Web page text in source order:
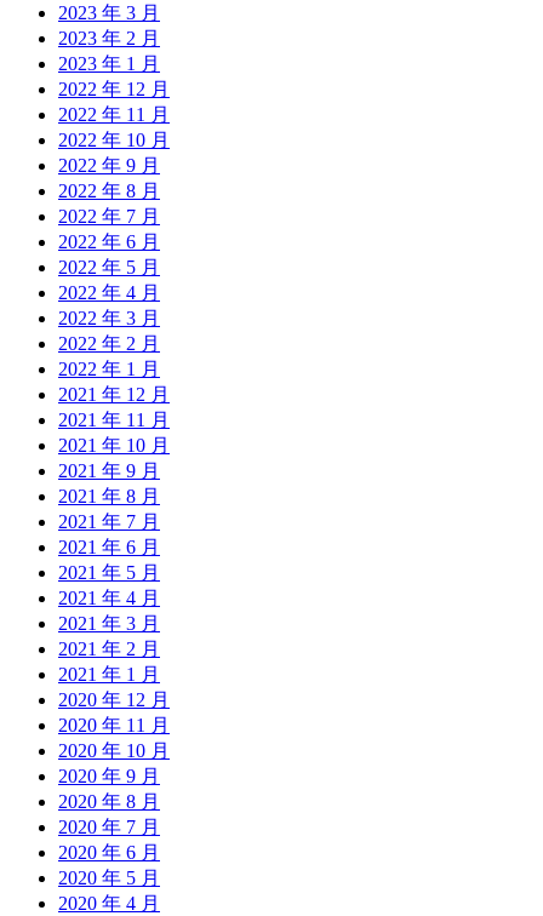
2023 年 3 月
2023 年 2 月
2023 年 1 月
2022 年 12 月
2022 年 11 月
2022 年 10 月
2022 年 9 月
2022 年 8 月
2022 年 7 月
2022 年 6 月
2022 年 5 月
2022 年 4 月
2022 年 3 月
2022 年 2 月
2022 年 1 月
2021 年 12 月
2021 年 11 月
2021 年 10 月
2021 年 9 月
2021 年 8 月
2021 年 7 月
2021 年 6 月
2021 年 5 月
2021 年 4 月
2021 年 3 月
2021 年 2 月
2021 年 1 月
2020 年 12 月
2020 年 11 月
2020 年 10 月
2020 年 9 月
2020 年 8 月
2020 年 7 月
2020 年 6 月
2020 年 5 月
2020 年 4 月